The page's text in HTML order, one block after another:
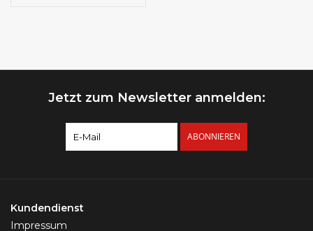
Jetzt zum Newsletter anmelden:
ABONNIEREN
Kundendienst
Impressum